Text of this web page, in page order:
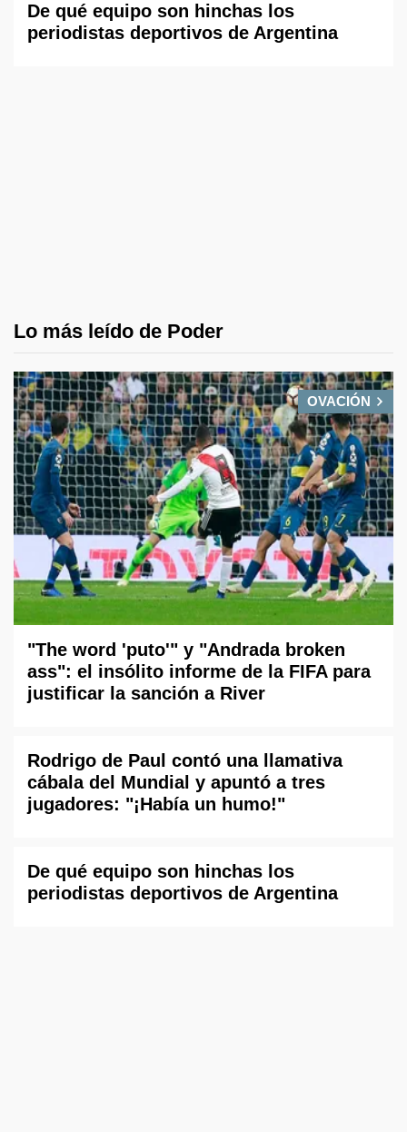
De qué equipo son hinchas los
periodistas deportivos de Argentina
Lo más leído de Poder
OVACIÓN
"The word 'puto'" y "Andrada broken
ass": el insólito informe de la FIFA para
justificar la sanción a River
Rodrigo de Paul contó una llamativa
cábala del Mundial y apuntó a tres
jugadores: "¡Había un humo!"
De qué equipo son hinchas los
periodistas deportivos de Argentina